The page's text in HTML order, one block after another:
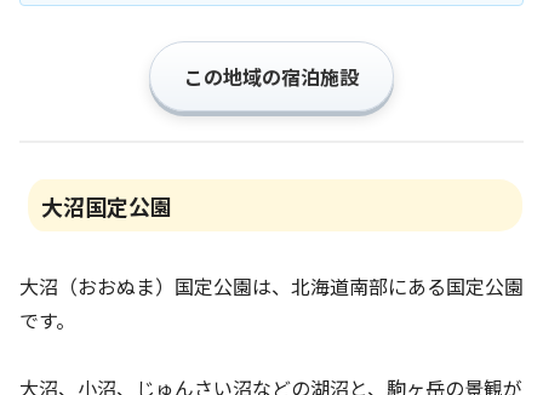
この地域の宿泊施設
大沼国定公園
大沼（おおぬま）国定公園は、北海道南部にある国定公園
です。
大沼、小沼、じゅんさい沼などの湖沼と、駒ヶ岳の景観が